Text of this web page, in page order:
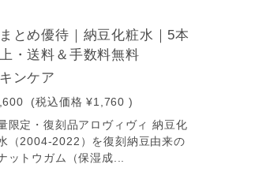
とめ優待｜納豆化粧水｜5本
・送料＆手数料無料
ンケア
(税込価格 ¥1,760 )
限定・復刻品アロヴィヴィ 納豆化
（2004-2022）を復刻納豆由来の
ナットウガム（保湿成...